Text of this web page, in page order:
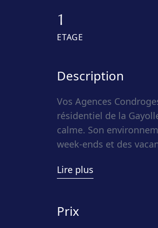
1
ETAGE
Description
Vos Agences
résidentiel de la
calme. Son
week-ends et des
sur la terrasse de 16
chauffage électrique
Lire plus
Prix